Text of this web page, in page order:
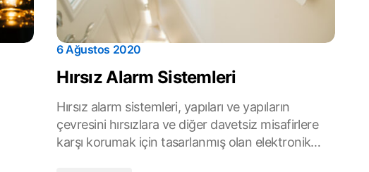
6 Ağustos 2020
Hırsız Alarm Sistemleri
Hırsız alarm sistemleri, yapıları ve yapıların
çevresini hırsızlara ve diğer davetsiz misafirlere
karşı korumak için tasarlanmış olan elektronik…